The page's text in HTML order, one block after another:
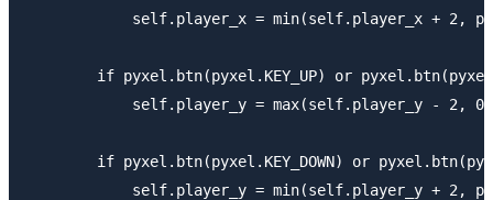
self.player_x = min(self.player_x + 2,
if pyxel.btn(pyxel.KEY_UP) or
            self.player_y = max(self.player_y - 2, 0)
if pyxel.btn(pyxel.KEY_DOWN) or
self.player_y = min(self.player_y + 2,